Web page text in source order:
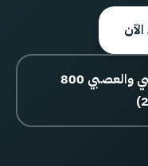
800 المركز الأمريكي النفسي والعصبي